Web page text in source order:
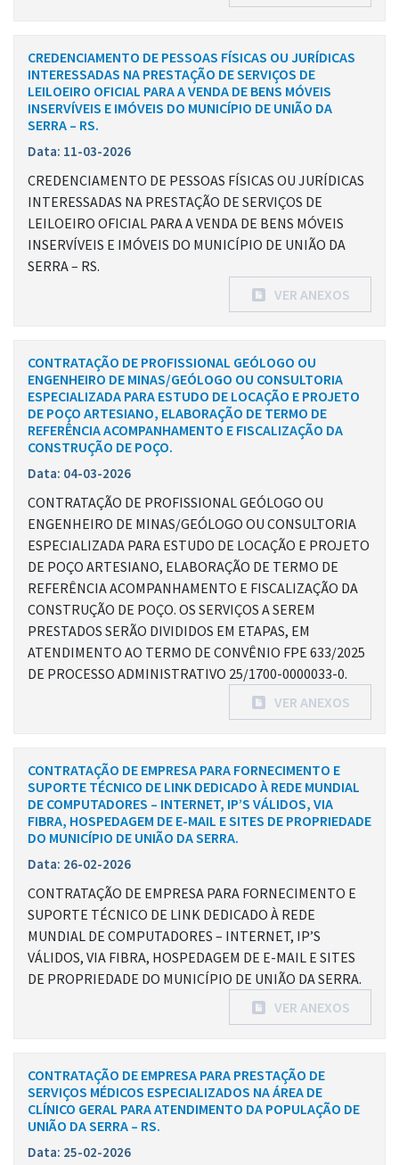
CREDENCIAMENTO DE PESSOAS FÍSICAS OU JURÍDICAS
INTERESSADAS NA PRESTAÇÃO DE SERVIÇOS DE
LEILOEIRO OFICIAL PARA A VENDA DE BENS MÓVEIS
INSERVÍVEIS E IMÓVEIS DO MUNICÍPIO DE UNIÃO DA
SERRA – RS.
Data: 11-03-2026
CREDENCIAMENTO DE PESSOAS FÍSICAS OU JURÍDICAS
INTERESSADAS NA PRESTAÇÃO DE SERVIÇOS DE
LEILOEIRO OFICIAL PARA A VENDA DE BENS MÓVEIS
INSERVÍVEIS E IMÓVEIS DO MUNICÍPIO DE UNIÃO DA
SERRA – RS.
VER ANEXOS
CONTRATAÇÃO DE PROFISSIONAL GEÓLOGO OU
ENGENHEIRO DE MINAS/GEÓLOGO OU CONSULTORIA
ESPECIALIZADA PARA ESTUDO DE LOCAÇÃO E PROJETO
DE POÇO ARTESIANO, ELABORAÇÃO DE TERMO DE
REFERÊNCIA ACOMPANHAMENTO E FISCALIZAÇÃO DA
CONSTRUÇÃO DE POÇO.
Data: 04-03-2026
CONTRATAÇÃO DE PROFISSIONAL GEÓLOGO OU
ENGENHEIRO DE MINAS/GEÓLOGO OU CONSULTORIA
ESPECIALIZADA PARA ESTUDO DE LOCAÇÃO E PROJETO
DE POÇO ARTESIANO, ELABORAÇÃO DE TERMO DE
REFERÊNCIA ACOMPANHAMENTO E FISCALIZAÇÃO DA
CONSTRUÇÃO DE POÇO. OS SERVIÇOS A SEREM
PRESTADOS SERÃO DIVIDIDOS EM ETAPAS, EM
ATENDIMENTO AO TERMO DE CONVÊNIO FPE 633/2025
DE PROCESSO ADMINISTRATIVO 25/1700-0000033-0.
VER ANEXOS
CONTRATAÇÃO DE EMPRESA PARA FORNECIMENTO E
SUPORTE TÉCNICO DE LINK DEDICADO À REDE MUNDIAL
DE COMPUTADORES – INTERNET, IP’S VÁLIDOS, VIA
FIBRA, HOSPEDAGEM DE E-MAIL E SITES DE PROPRIEDADE
DO MUNICÍPIO DE UNIÃO DA SERRA.
Data: 26-02-2026
CONTRATAÇÃO DE EMPRESA PARA FORNECIMENTO E
SUPORTE TÉCNICO DE LINK DEDICADO À REDE
MUNDIAL DE COMPUTADORES – INTERNET, IP’S
VÁLIDOS, VIA FIBRA, HOSPEDAGEM DE E-MAIL E SITES
DE PROPRIEDADE DO MUNICÍPIO DE UNIÃO DA SERRA.
VER ANEXOS
CONTRATAÇÃO DE EMPRESA PARA PRESTAÇÃO DE
SERVIÇOS MÉDICOS ESPECIALIZADOS NA ÁREA DE
CLÍNICO GERAL PARA ATENDIMENTO DA POPULAÇÃO DE
UNIÃO DA SERRA – RS.
Data: 25-02-2026